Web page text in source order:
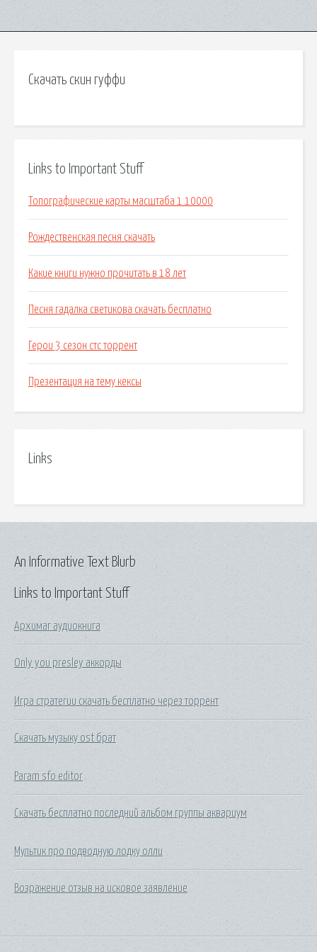
Скачать скин гуффи
Links to Important Stuff
Топографические карты масштаба 1 10000
Рождественская песня скачать
Какие книги нужно прочитать в 18 лет
Песня гадалка светикова скачать бесплатно
Герои 3 сезон стс торрент
Презентация на тему кексы
Links
Links to Important Stuff
Архимаг аудиокнига
Only you presley аккорды
Игра стратегии скачать бесплатно через торрент
Скачать музыку ost брат
Param sfo editor
Скачать бесплатно последний альбом группы аквариум
Мультик про подводную лодку олли
Возражение отзыв на исковое заявление
An Informative Text Blurb